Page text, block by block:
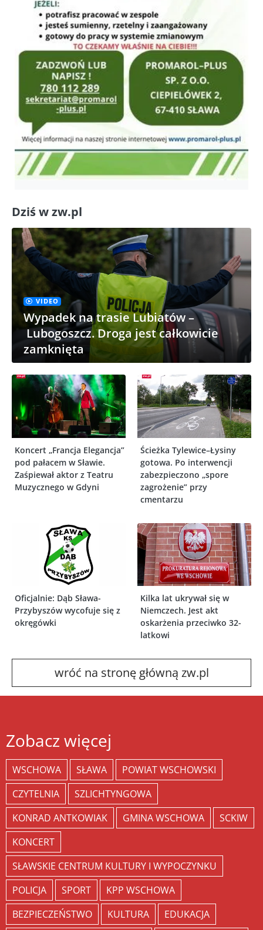
Dziś w zw.pl
VIDEO
Wypadek na trasie Lubiatów –
Lubogoszcz. Droga jest całkowicie
zamknięta
Koncert „Francja Elegancja”
pod pałacem w Sławie.
Zaśpiewał aktor z Teatru
Muzycznego w Gdyni
Ścieżka Tylewice–Łysiny
gotowa. Po interwencji
zabezpieczono „spore
zagrożenie” przy
cmentarzu
Oficjalnie: Dąb Sława-
Przybyszów wycofuje się z
okręgówki
Kilka lat ukrywał się w
Niemczech. Jest akt
oskarżenia przeciwko 32-
latkowi
wróć na stronę główną zw.pl
Zobacz więcej
WSCHOWA SŁAWA
POWIAT WSCHOWSKI
CZYTELNIA
SZLICHTYNGOWA
KONRAD ANTKOWIAK
GMINA WSCHOWA
SCKIW
KONCERT
SŁAWSKIE CENTRUM KULTURY I WYPOCZYNKU
POLICJA
SPORT
KPP WSCHOWA
BEZPIECZEŃSTWO
KULTURA
EDUKACJA